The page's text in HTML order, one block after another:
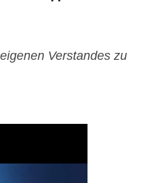
Verstandes zu